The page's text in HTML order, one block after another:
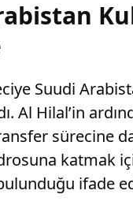
Suudi
Al Hilal’in
sürecine
katmak
ifade